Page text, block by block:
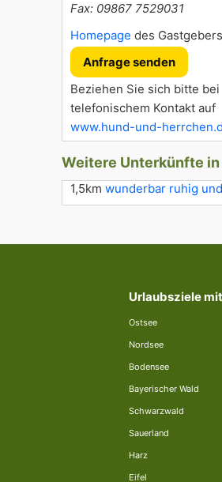
Fax: 09867 7529031
Homepage des Gastgebers
Anfrage senden
Beziehen Sie sich bitte bei
telefonischem Kontakt auf
www.hund-und-
Weitere Unterkünfte in
1,5km wunderbar ruhig
Urlaubsziele
Ostsee
Nordsee
Bodensee
Bayerischer Wald
Schwarzwald
Sauerland
Harz
Eifel